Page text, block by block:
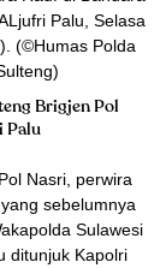
Brigjen Pol
Palu